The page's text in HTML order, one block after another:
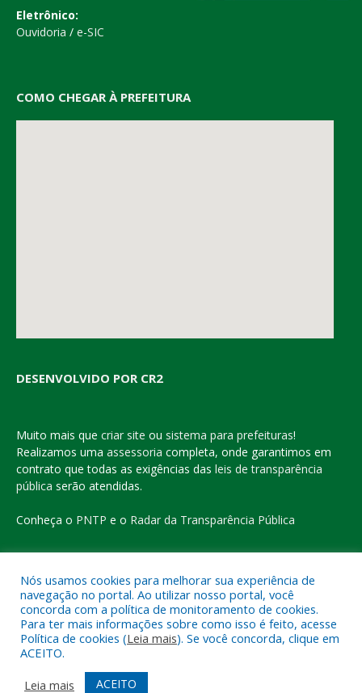
Eletrônico:
Ouvidoria / e-SIC
COMO CHEGAR À PREFEITURA
DESENVOLVIDO POR CR2
Muito mais que criar site ou sistema para prefeituras!
Realizamos uma assessoria completa, onde garantimos em
contrato que todas as exigências das leis de transparência
pública serão atendidas.
Conheça o PNTP e o Radar da Transparência Pública
Todos os direitos reservados a Prefeitura Municipal de Eldorado
do Carajás
Mapa do Site
Acessar o Webmail
Nós usamos cookies para melhorar sua experiência de
navegação no portal. Ao utilizar nosso portal, você
concorda com a política de monitoramento de cookies.
Para ter mais informações sobre como isso é feito, acesse
Política de cookies (Leia mais). Se você concorda, clique em
ACEITO.
Leia mais
ACEITO